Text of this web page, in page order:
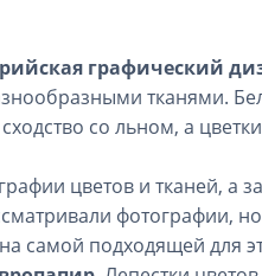
графический
тканями.
со льном, а
цветов и тканей, а
фотографии,
самой подходящей для